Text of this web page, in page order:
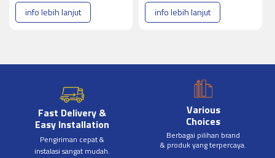
info lebih lanjut info lebih lanjut
Fast Delivery &
Easy Installation
Pengiriman cepat &
instalasi sangat mudah.
Various
Choices
Berbagai pilihan brand
& produk yang terpercaya.